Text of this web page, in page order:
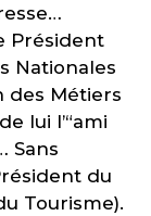
Président
Nationales
des Métiers
lui l’“ami
Sans
du
Tourisme).